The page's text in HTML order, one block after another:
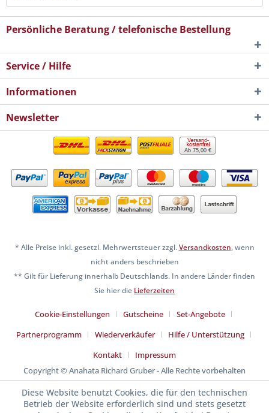
Persönliche Beratung / telefonische Bestellung
Service / Hilfe
Informationen
Newsletter
Ab 75,00 €
* Alle Preise inkl. gesetzl. Mehrwertsteuer zzgl.Versandkosten, wenn
nicht anders beschrieben
** Gilt für Lieferung innerhalb Deutschlands. In andere Länder finden
Sie hier die Lieferzeiten
Cookie-Einstellungen Gutscheine
Set-Angebote
Partnerprogramm
Wiederverkäufer
Hilfe / Unterstützung
Kontakt
Impressum
Copyright © Anahata Richard Gruber - Alle Rechte vorbehalten
Diese Website benutzt Cookies, die für den technischen
Betrieb der Website erforderlich sind und stets gesetzt